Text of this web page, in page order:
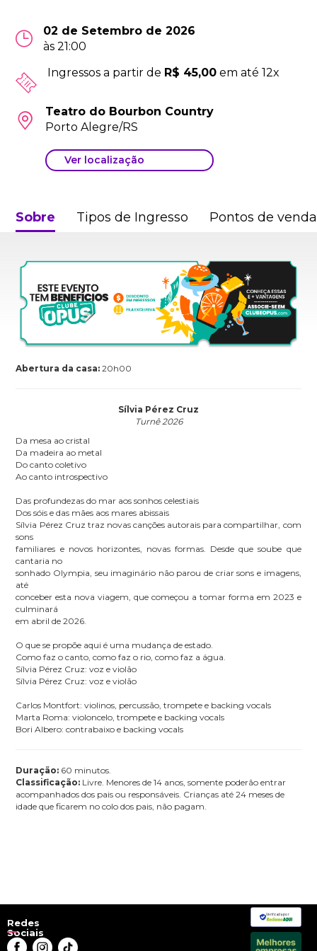
02 de Setembro de 2026
às 21:00
Ingressos a partir de R$ 45,00 em até 12x
Teatro do Bourbon Country
Porto Alegre/RS
Ver localização
Sobre Tipos de Ingresso Pontos de venda
Abertura da casa:20h00
Sílvia Pérez Cruz
Turnê 2026
Da mesa ao cristal
Da madeira ao metal
Do canto coletivo
Ao canto introspectivo
Das profundezas do mar aos sonhos celestiais
Dos sóis e das mães aos mares abissais
Sílvia Pérez Cruz traz novas canções autorais para compartilhar, com
sons
familiares e novos horizontes, novas formas. Desde que soube que
cantaria no
sonhado Olympia, seu imaginário não parou de criar sons e imagens,
até
conceber esta nova viagem, que começou a tomar forma em 2023 e
culminará
em abril de 2026.
O que se propõe aqui é uma mudança de estado.
Como faz o canto, como faz o rio, como faz a água.
Sílvia Pérez Cruz: voz e violão
Sílvia Pérez Cruz: voz e violão
Carlos Montfort: violinos, percussão, trompete e backing vocals
Marta Roma: violoncelo, trompete e backing vocals
Bori Albero: contrabaixo e backing vocals
Duração: 60 minutos.
Classificação: Livre. Menores de 14 anos, somente poderão entrar
acompanhados dos pais ou responsáveis. Crianças até 24 meses de
idade que ficarem no colo dos pais, não pagam.
Redes
Sociais
Verificada por